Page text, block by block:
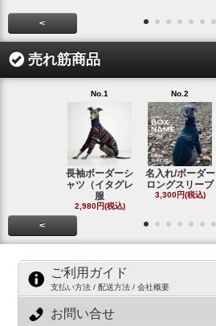
<
売れ筋商品
No.1
長袖ボーダーシ
ャツ（イタグレ
服
2,980円(税込)
No.2
名入れ/ボーダー
ロングスリーブ
3,300円(税込)
<
ご利用ガイド
支払い方法 / 配送方法 / 会社概要
お問い合せ